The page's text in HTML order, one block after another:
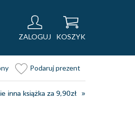
ZALOGUJ KOSZYK
Podaruj prezent
inna książka za 9,90zł